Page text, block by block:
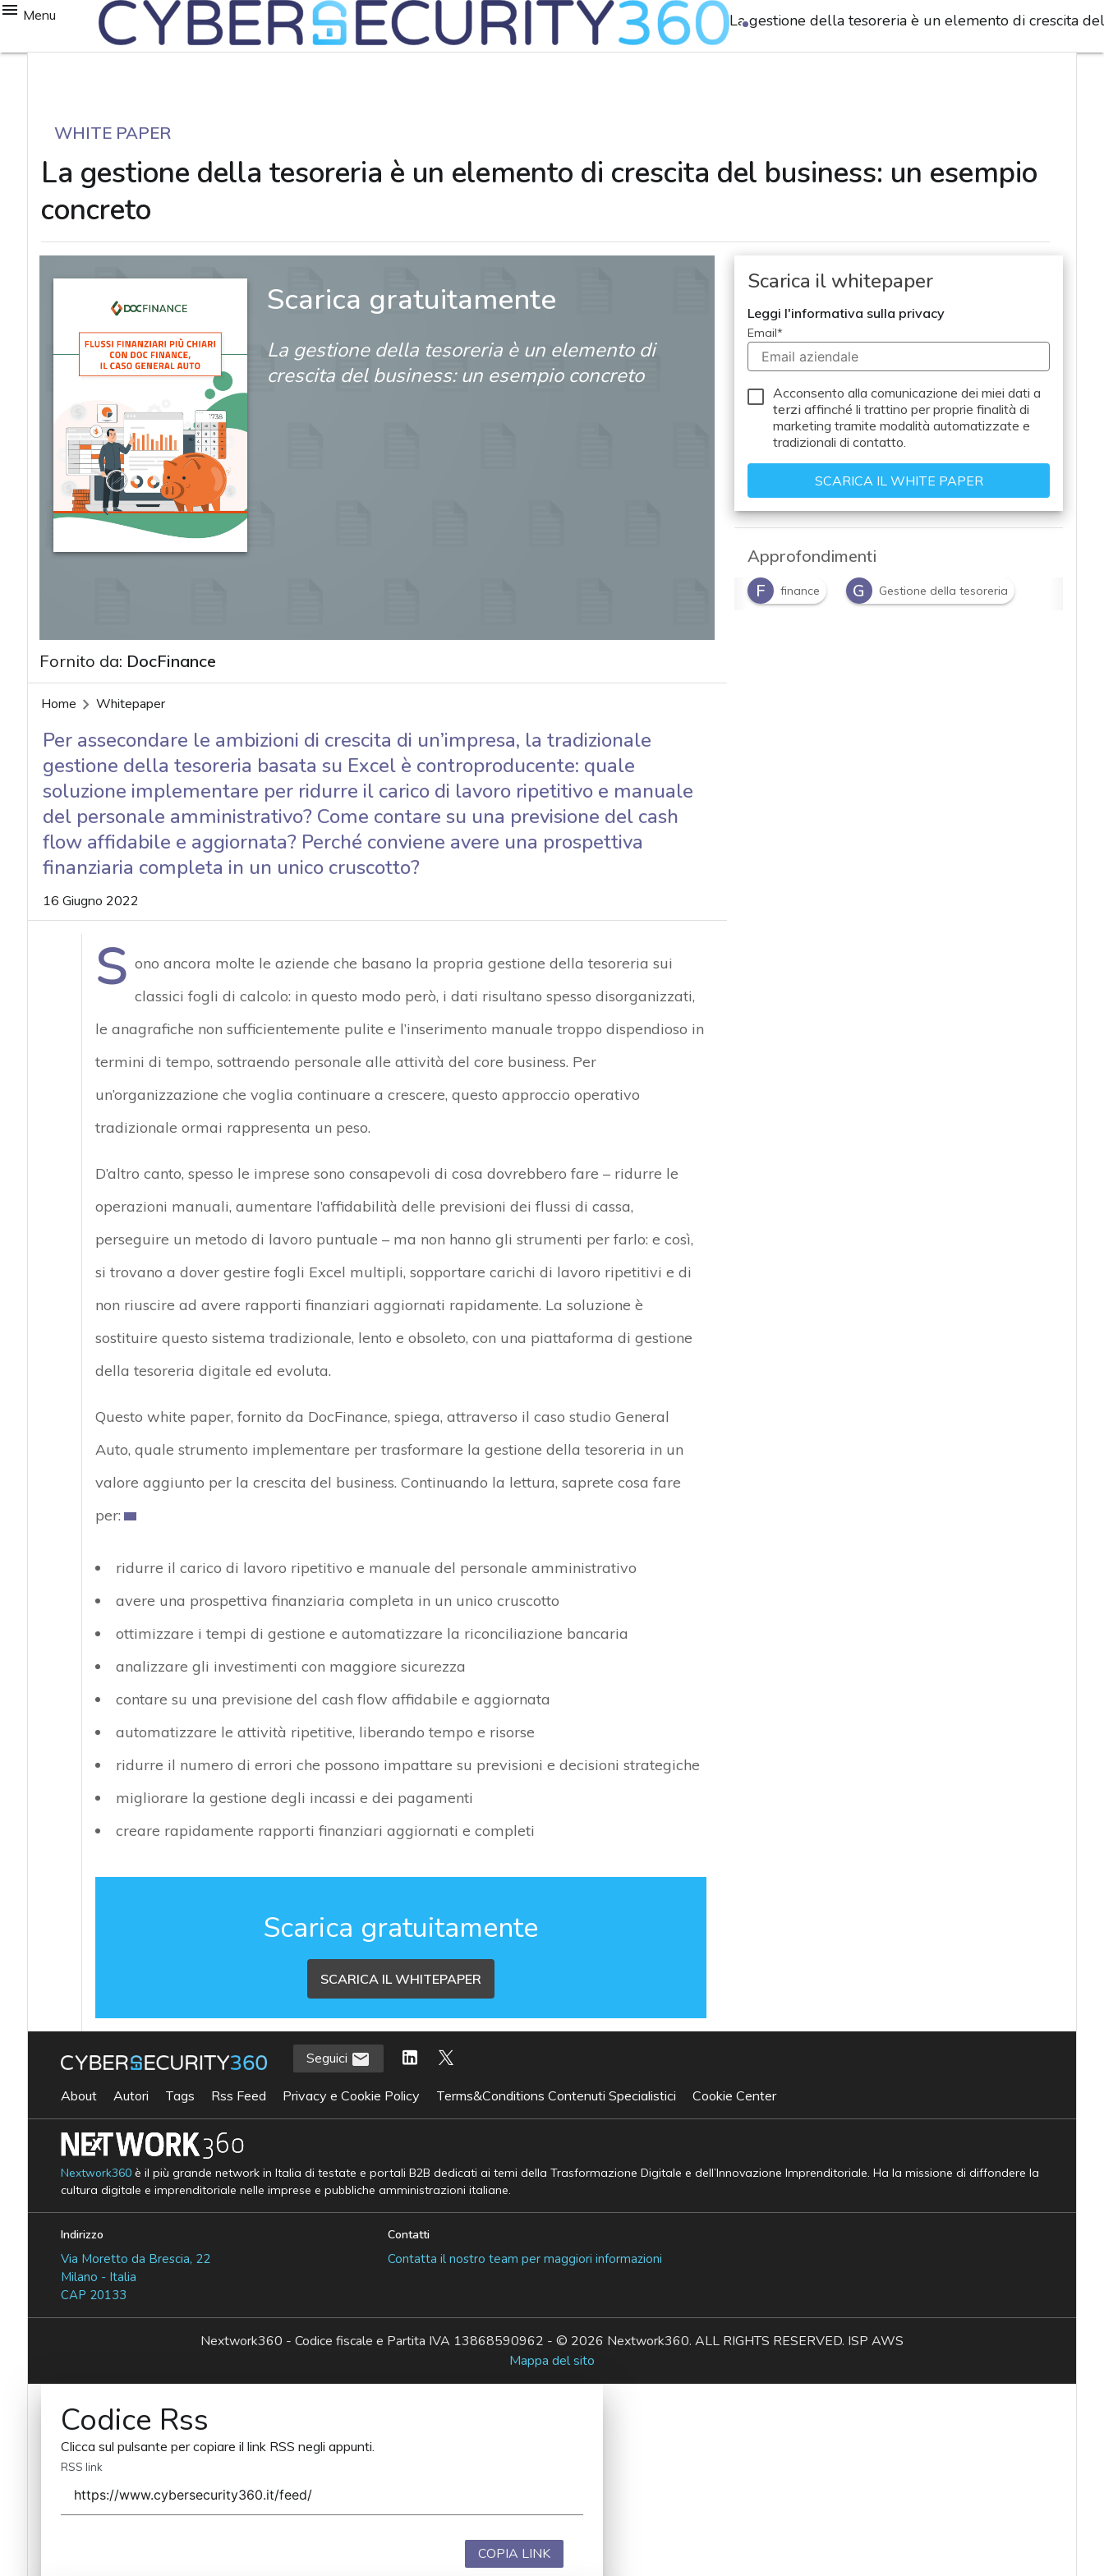
Menu La gestione della tesoreria è un elemento di crescita
WHITE PAPER
La gestione della tesoreria è un elemento di crescita del business: un esempio
concreto
Scarica gratuitamente
La gestione della tesoreria è un elemento di
crescita del business: un esempio concreto
Fornito da: DocFinance
Home Whitepaper
Per assecondare le ambizioni di crescita di un’impresa, la tradizionale
gestione della tesoreria basata su Excel è controproducente: quale
soluzione implementare per ridurre il carico di lavoro ripetitivo e manuale
del personale amministrativo? Come contare su una previsione del cash
flow affidabile e aggiornata? Perché conviene avere una prospettiva
finanziaria completa in un unico cruscotto?
16 Giugno 2022
S ono ancora molte le aziende che basano la propria gestione della tesoreria sui
classici fogli di calcolo: in questo modo però, i dati risultano spesso disorganizzati,
le anagrafiche non sufficientemente pulite e l’inserimento manuale troppo dispendioso in
termini di tempo, sottraendo personale alle attività del core business. Per
un’organizzazione che voglia continuare a crescere, questo approccio operativo
tradizionale ormai rappresenta un peso.
D’altro canto, spesso le imprese sono consapevoli di cosa dovrebbero fare – ridurre le
operazioni manuali, aumentare l’affidabilità delle previsioni dei flussi di cassa,
perseguire un metodo di lavoro puntuale – ma non hanno gli strumenti per farlo: e così,
si trovano a dover gestire fogli Excel multipli, sopportare carichi di lavoro ripetitivi e di
non riuscire ad avere rapporti finanziari aggiornati rapidamente. La soluzione è
sostituire questo sistema tradizionale, lento e obsoleto, con una piattaforma di gestione
della tesoreria digitale ed evoluta.
Questo white paper, fornito da DocFinance, spiega, attraverso il caso studio General
Auto, quale strumento implementare per trasformare la gestione della tesoreria in un
valore aggiunto per la crescita del business. Continuando la lettura, saprete cosa fare
per:
ridurre il carico di lavoro ripetitivo e manuale del personale amministrativo
avere una prospettiva finanziaria completa in un unico cruscotto
ottimizzare i tempi di gestione e automatizzare la riconciliazione bancaria
analizzare gli investimenti con maggiore sicurezza
contare su una previsione del cash flow affidabile e aggiornata
automatizzare le attività ripetitive, liberando tempo e risorse
ridurre il numero di errori che possono impattare su previsioni e decisioni strategiche
migliorare la gestione degli incassi e dei pagamenti
creare rapidamente rapporti finanziari aggiornati e completi
Scarica gratuitamente
SCARICA IL WHITEPAPER
Scarica il whitepaper
Leggi l'informativa sulla privacy
Email*
Acconsento alla comunicazione dei miei dati a
terzi affinché li trattino per proprie finalità di
marketing tramite modalità automatizzate e
tradizionali di contatto.
Approfondimenti
F
finance G Gestione della tesoreria
Seguici
About Autori Tags Rss Feed Privacy e Cookie Policy Terms&Conditions Contenuti Specialistici Cookie Center
Nextwork360è il più grande network in Italia di testate e portali B2B dedicati ai temi della Trasformazione Digitale e dell’Innovazione Imprenditoriale. Ha la missione di diffondere la
cultura digitale e imprenditoriale nelle imprese e pubbliche amministrazioni italiane.
Indirizzo
Via Moretto da Brescia, 22
Milano - Italia
CAP 20133
Contatti
Contatta il nostro team per maggiori informazioni
Nextwork360 - Codice fiscale e Partita IVA 13868590962 - © 2026 Nextwork360. ALL RIGHTS RESERVED. ISP AWS
Mappa del sito
Codice Rss
Clicca sul pulsante per copiare il link RSS negli appunti.
RSS link
COPIA LINK